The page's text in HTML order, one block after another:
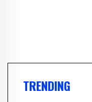
TRENDING